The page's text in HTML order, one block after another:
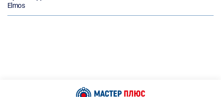
Elmos